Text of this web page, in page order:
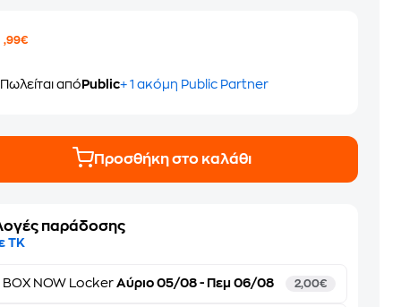
,99€
Πωλείται από Public+ 1 ακόμη Public Partner
Προσθήκη στο καλάθι
παράδοσης
ΤΚ
BOX NOW Locker Αύριο 05/08 - Πεμ 06/08 2,00€